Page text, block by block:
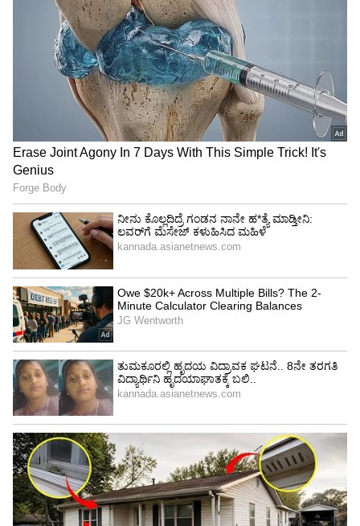
ಸಿನಿಮಾಗೂ ಬ್ರೇಕ್, ಹೊಸ ಪಯಣದತ್ತ ಗುರಿ!
ವಿಚ್ಛೇದನ ಪ್ರಕ್ರಿಯೆ ಮುಗಿಯುವವರೆಗೂ ನಟನೆಯಿಂದ
ವಿರಾಮ ಪಡೆಯುವುದಾಗಿ ಘೋಷಿಸಿರುವ ರವಿ, ಕೇವಲ
ನಟನಾಗಿ ಉಳಿಯದೆ ನಿರ್ದೇಶಕ ಮತ್ತು
ನಿರ್ಮಾಪಕನಾಗಿಯೂ ಹೊಸ ಇನ್ನಿಂಗ್ಸ್ ಆರಂಭಿಸುತ್ತಿದ್ದಾರೆ.
ಸ್ವಂತ ನಿರ್ಮಾಣ ಸಂಸ್ಥೆ ಆರಂಭಿಸಿರುವ ಅವರು, 'ಆನ್
ಆರ್ಡಿನರಿ ಮ್ಯಾನ್' ಎಂಬ ಚಿತ್ರವನ್ನು ನಿರ್ದೇಶಿಸಲು
ಸಜ್ಜಾಗಿದ್ದಾರೆ. ಇದರ ಜೊತೆಗೆ 'ಜೀನಿ' ಮತ್ತು 'ಕರಾಟೆ ಬಾಬು'
ಚಿತ್ರಗಳು ಈಗಾಗಲೇ ಅವರ ಕೈಯಲ್ಲಿವೆ.